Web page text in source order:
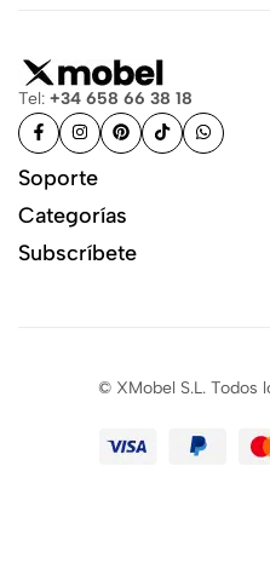
Tel: +34 658 66 38 18
Soporte
Categorías
Subscríbete
© XMobel S.L. Todos